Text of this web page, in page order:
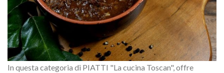
In questa categoria di PIATTI "La cucina Toscan", offre